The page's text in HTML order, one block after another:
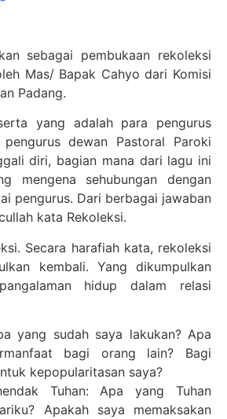
sebagai pembukaan rekoleksi
Mas/ Bapak Cahyo dari Komisi
Padang.
yang adalah para pengurus
dewan Pastoral Paroki
diri, bagian mana dari lagu ini
mengena sehubungan dengan
pengurus. Dari berbagai jawaban
kata Rekoleksi.
Secara harafiah kata, rekoleksi
kembali. Yang dikumpulkan
hidup dalam relasi
yang sudah saya lakukan? Apa
bagi orang lain? Bagi
kepopularitasan saya?
Tuhan: Apa yang Tuhan
Apakah saya memaksakan